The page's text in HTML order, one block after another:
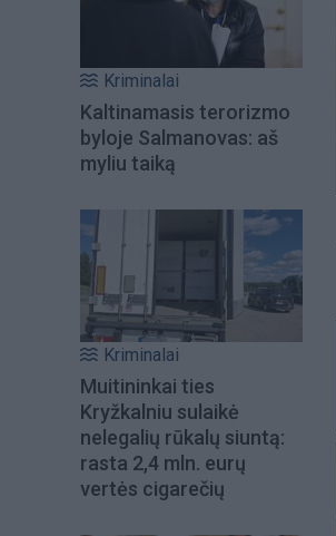
Kriminalai
Kaltinamasis terorizmo
byloje Salmanovas: aš
myliu taiką
Kriminalai
Muitininkai ties
Kryžkalniu sulaikė
nelegalių rūkalų siuntą:
rasta 2,4 mln. eurų
vertės cigarečių